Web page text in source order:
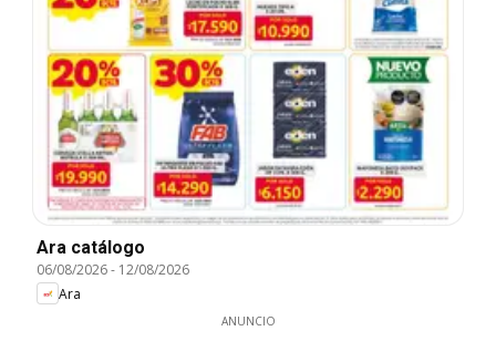
Ara catálogo
06/08/2026- 12/08/2026
Ara
ANUNCIO